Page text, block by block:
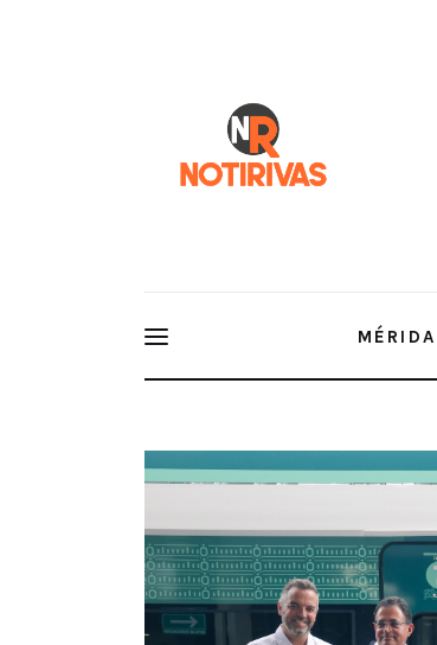
MÉRIDA
Gobernador Joaquín Díaz Mena